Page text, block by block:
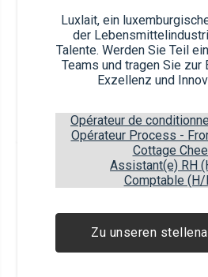
Luxlait, ein
der
Talente. Werden Sie Teil
Teams und tragen Sie zur
Exzellenz und
Opérateur de
Opérateur Process -
Cottage
Assistant(e) RH
Comptable
Zu unseren
UHT-
Vollrahm 35% Fett
items 130